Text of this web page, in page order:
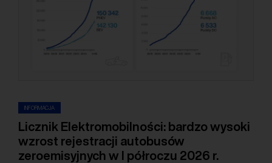
INFORMACJA
Licznik Elektromobilności: bardzo wysoki
wzrost rejestracji autobusów
zeroemisyjnych w I półroczu 2026 r.